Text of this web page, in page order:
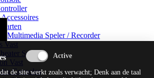
Multimedia Speler / Recorder
Vast
Systems
Vast
Consoles
de site werkt zoals verwacht; Denk aan de taal